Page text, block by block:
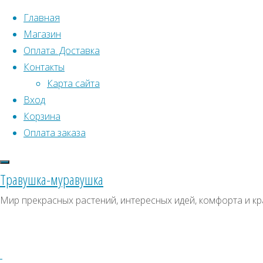
Перейти к содержимому
Главная
Магазин
Оплата. Доставка
Контакты
Карта сайта
Вход
Корзина
Оплата заказа
Травушка-муравушка
Мир прекрасных растений, интересных идей, комфорта и
Что искать:
Поиск
амурский
ДЕ0018
ДЕ0018
Искать:
СКИДКИ, АКЦИИ